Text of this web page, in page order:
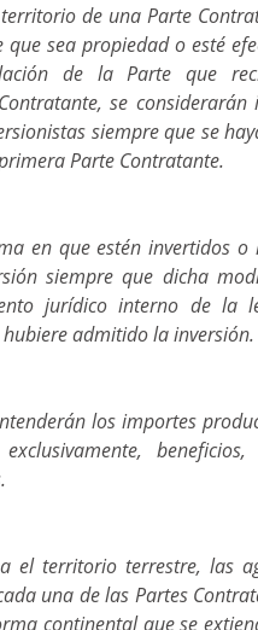
de una Parte
sea propiedad o esté
de la Parte que
se considerarán
siempre que se
Parte Contratante.
en que estén invertidos o
siempre que dicha
jurídico interno de la
admitido la inversión.
los importes
beneficios,
el territorio terrestre, las
una de las Partes
continental que se